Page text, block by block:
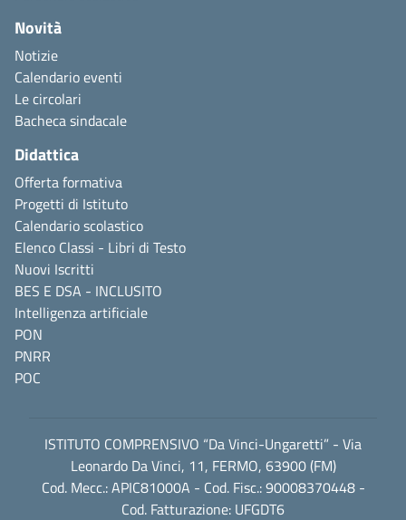
Novità
Notizie
Calendario eventi
Le circolari
Bacheca sindacale
Didattica
Offerta formativa
Progetti di Istituto
Calendario scolastico
Elenco Classi - Libri di Testo
Nuovi Iscritti
BES E DSA - INCLUSITO
Intelligenza artificiale
PON
PNRR
POC
ISTITUTO COMPRENSIVO “Da Vinci-Ungaretti” - Via
Leonardo Da Vinci, 11, FERMO, 63900 (FM)
Cod. Mecc.: APIC81000A - Cod. Fisc.: 90008370448 -
Cod. Fatturazione: UFGDT6